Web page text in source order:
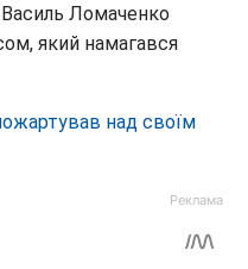
Василь Ломаченко
який намагався
над своїм